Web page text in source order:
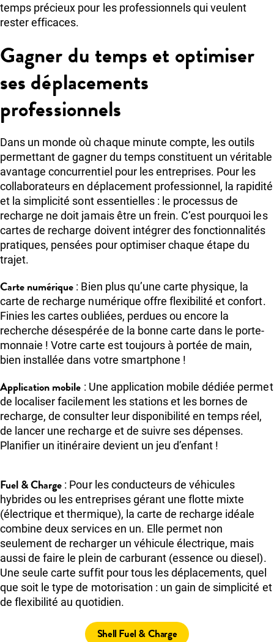
temps précieux pour les professionnels qui veulent
rester efficaces.
Gagner du temps et optimiser
ses déplacements
professionnels
Dans un monde où chaque minute compte, les outils
permettant de gagner du temps constituent un véritable
avantage concurrentiel pour les entreprises. Pour les
collaborateurs en déplacement professionnel, la rapidité
et la simplicité sont essentielles : le processus de
recharge ne doit jamais être un frein. C’est pourquoi les
cartes de recharge doivent intégrer des fonctionnalités
pratiques, pensées pour optimiser chaque étape du
trajet.
Carte numérique : Bien plus qu’une carte physique, la
carte de recharge numérique offre flexibilité et confort.
Finies les cartes oubliées, perdues ou encore la
recherche désespérée de la bonne carte dans le porte-
monnaie ! Votre carte est toujours à portée de main,
bien installée dans votre smartphone !
Application mobile : Une application mobile dédiée permet
de localiser facilement les stations et les bornes de
recharge, de consulter leur disponibilité en temps réel,
de lancer une recharge et de suivre ses dépenses.
Planifier un itinéraire devient un jeu d’enfant !
Fuel & Charge : Pour les conducteurs de véhicules
hybrides ou les entreprises gérant une flotte mixte
(électrique et thermique), la carte de recharge idéale
combine deux services en un. Elle permet non
seulement de recharger un véhicule électrique, mais
aussi de faire le plein de carburant (essence ou diesel).
Une seule carte suffit pour tous les déplacements, quel
que soit le type de motorisation : un gain de simplicité et
de flexibilité au quotidien.
Shell Fuel & Charge